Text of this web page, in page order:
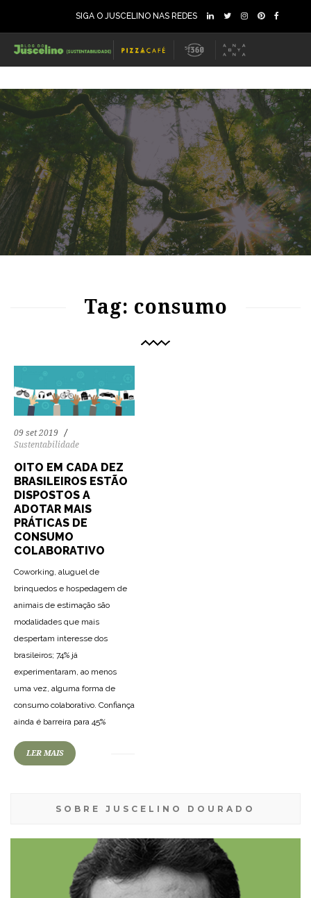
SIGA O JUSCELINO NAS REDES
Tag: consumo
09 set 2019
Sustentabilidade
OITO EM CADA DEZ
BRASILEIROS ESTÃO
DISPOSTOS A
ADOTAR MAIS
PRÁTICAS DE
CONSUMO
COLABORATIVO
Coworking, aluguel de
brinquedos e hospedagem de
animais de estimação são
modalidades que mais
despertam interesse dos
brasileiros; 74% já
experimentaram, ao menos
uma vez, alguma forma de
consumo colaborativo. Confiança
ainda é barreira para 45%
LER MAIS
SOBRE JUSCELINO DOURADO